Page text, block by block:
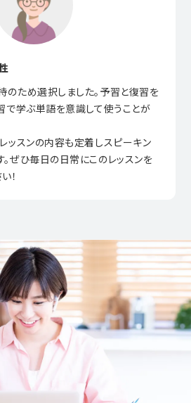
ため選択しました。予習と復習を
で学ぶ単語を意識して使うことが
ッスンの内容も定着しスピーキン
ぜひ毎日の日常にこのレッスンを
！